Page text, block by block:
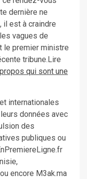
dernière ne
il est à craindre
vagues de
le premier ministre
tribune.Lire
qui sont une
internationales
données avec
des
publiques ou
encore M3ak.ma